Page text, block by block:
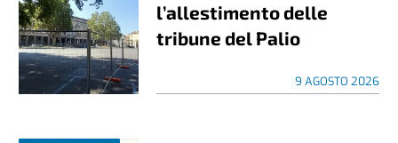
l’allestimento delle
tribune del Palio
9 AGOSTO 2026